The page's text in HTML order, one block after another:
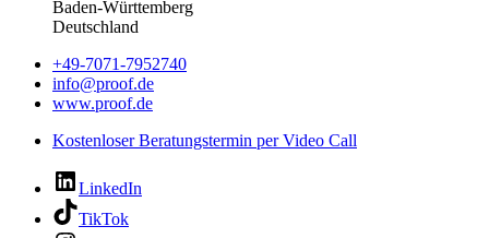
Baden-Württemberg
Deutschland
+49-7071-7952740
info@proof.de
www.proof.de
Kostenloser Beratungstermin per Video Call
LinkedIn
TikTok